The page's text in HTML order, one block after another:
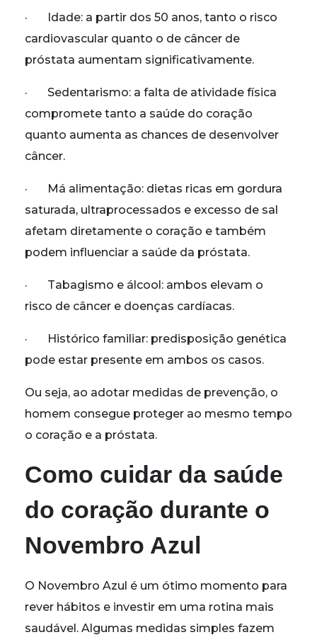
· Idade: a partir dos 50 anos, tanto o risco
cardiovascular quanto o de câncer de
próstata aumentam significativamente.
· Sedentarismo: a falta de atividade física
compromete tanto a saúde do coração
quanto aumenta as chances de desenvolver
câncer.
· Má alimentação: dietas ricas em gordura
saturada, ultraprocessados e excesso de sal
afetam diretamente o coração e também
podem influenciar a saúde da próstata.
· Tabagismo e álcool: ambos elevam o
risco de câncer e doenças cardíacas.
· Histórico familiar: predisposição genética
pode estar presente em ambos os casos.
Ou seja, ao adotar medidas de prevenção, o
homem consegue proteger ao mesmo tempo
o coração e a próstata.
Como cuidar da saúde
do coração durante o
Novembro Azul
O Novembro Azul é um ótimo momento para
rever hábitos e investir em uma rotina mais
saudável. Algumas medidas simples fazem